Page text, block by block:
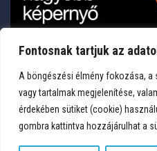
Fontosnak tartjuk az
A böngészési élmény fokozása,
vagy tartalmak megjelenítése,
érdekében sütiket (cookie)
gombra kattintva hozzájárulhat a